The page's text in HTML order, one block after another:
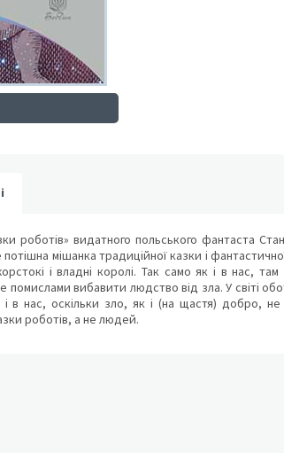
роботів» видатного польського фантаста
мішанка традиційної казки і
і владні королі. Так само як і в нас, там
вибавити людство від зла. У світі
в нас, оскільки зло, як і (на щастя) добро,
роботів, а не людей.